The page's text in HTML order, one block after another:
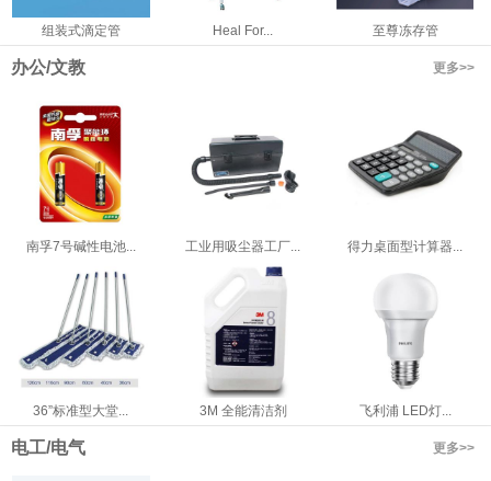
组装式滴定管 Heal For... 至尊冻存管
办公/文教 更多>>
南孚7号碱性电池... 工业用吸尘器工厂... 得力桌面型计算器...
36”标准型大堂... 3M 全能清洁剂 飞利浦 LED灯...
电工/电气 更多>>